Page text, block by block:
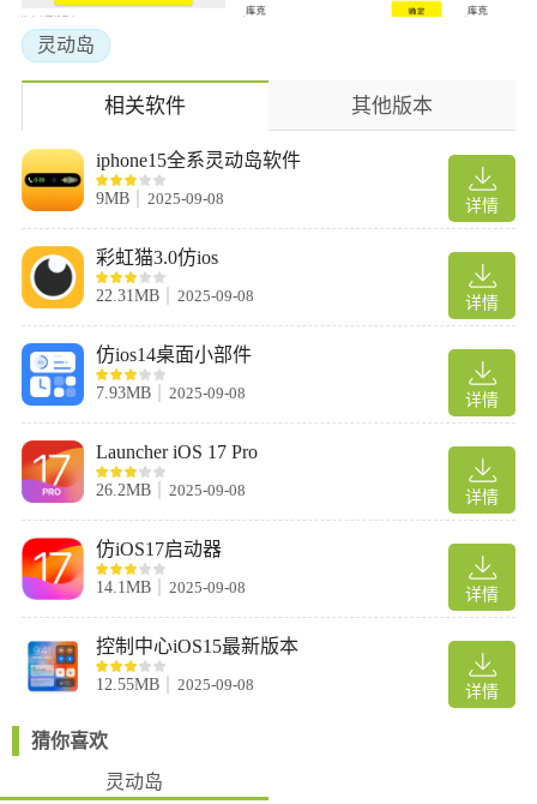
软件功能
1、当有电话或者短信通知的时候，灵动的会自动改变形状，让用
2、整体的使用效果和苹果14是一样的，还增加了互动功能
灵动岛
相关软件 其他版本
详情
iphone15全系灵动岛软件
9MB 2025-09-08
详情
彩虹猫3.0仿ios
22.31MB 2025-09-08
详情
仿ios14桌面小部件
7.93MB 2025-09-08
详情
Launcher iOS 17 Pro
26.2MB 2025-09-08
详情
仿iOS17启动器
14.1MB 2025-09-08
详情
控制中心iOS15最新版本
12.55MB 2025-09-08
猜你喜欢
灵动岛